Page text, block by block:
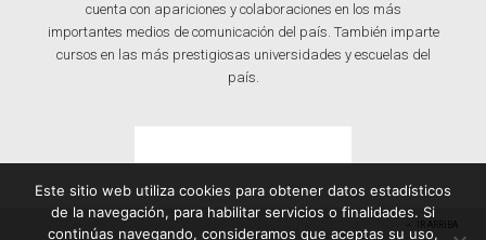
cuenta con apariciones y colaboraciones en los más
importantes medios de comunicación del país. También imparte
cursos en las más prestigiosas universidades y escuelas del
país.
IR ARRIBA
Este sitio web utiliza cookies para obtener datos estadísticos
de la navegación, para habilitar servicios o finalidades. Si
continúas navegando, consideramos que aceptas su uso,